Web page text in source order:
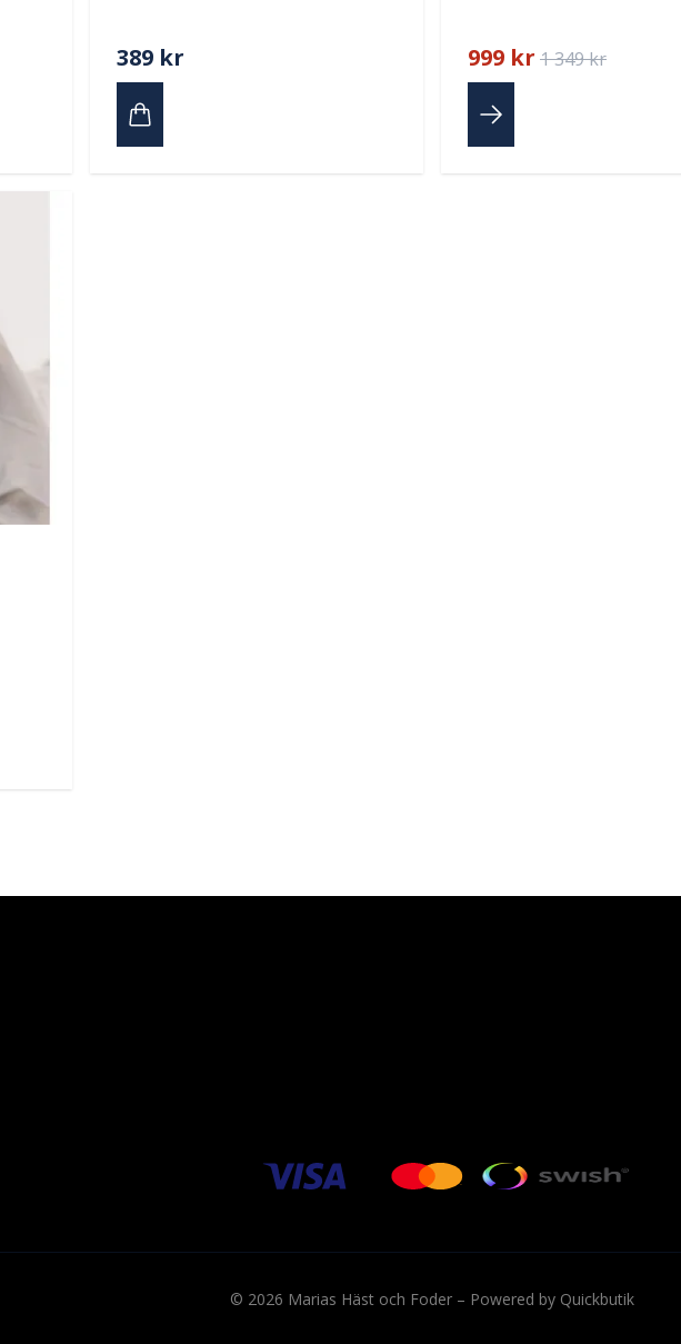
389 kr 999 kr 1 349 kr
© 2026 Marias Häst och Foder – Powered by Quickbutik